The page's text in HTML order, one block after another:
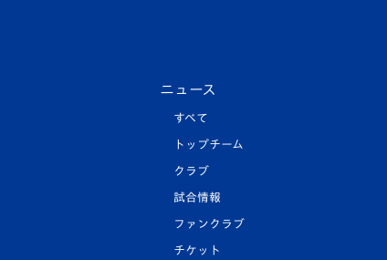
ニュース
すべて
トップチーム
クラブ
試合情報
ファンクラブ
チケット